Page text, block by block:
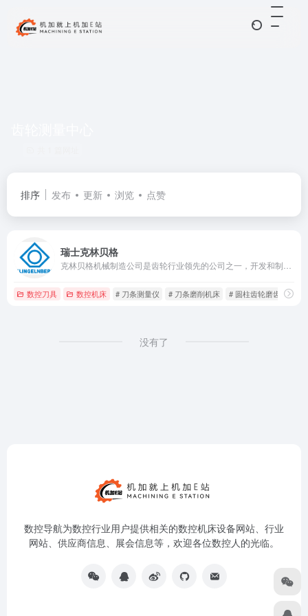
排序 发布 更新 浏览 点赞
瑞士克林贝格
数控刀具 数控机床 # 刀条测量仪 # 刀条磨削机床 # 圆柱齿轮磨齿机
没有了
数控导航为数控行业用户提供相关的数控机床设备网站、行业
网站、供应商信息、展会信息等，欢迎各位数控人的光临。